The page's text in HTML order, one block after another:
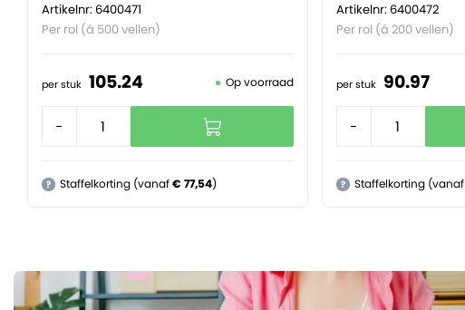
Artikelnr: 6400471
Per rol (á 500 vellen)
per stuk 105.24 Op voorraad
-
? Staffelkorting (vanaf€ 77,54)
Artikelnr: 6400472
Per rol (á 200 vellen)
per stuk 90.97
-
? Staffelkorting (vanaf